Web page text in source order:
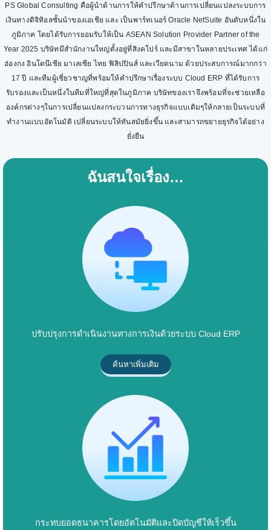
PS Global Consulting คือผู้นำด้านการให้คำปรึกษาด้านการเปลี่ยนแปลงระบบการ
เงินทางดิจิทิอลชั้นนำของเอเชีย และ เป็นพาร์ทเนอร์ Oracle NetSuite อันดับหนึ่งใน
ภูมิภาค โดยได้รับการยอมรับให้เป็น ASEAN Solution Provider Partner of the
Year 2025 บริษัทมีสำนักงานใหญ่ตั้งอยู่ที่สิงคโปร์ และมีสาขาในหลายประเทศ ได้แก่
ฮ่องกง อินโดนีเซีย มาเลเซีย ไทย ฟิลิปปินส์ และเวียดนาม ด้วยประสบการณ์มากกว่า
17 ปี และทีมผู้เชี่ยวชาญที่พร้อมให้คำปรึกษาเรื่องระบบ Cloud ERP ที่ได้รับการ
รับรองและเป็นหนึ่งในทีมที่ใหญ่ที่สุดในภูมิภาค บริษัทของเราจึงพร้อมที่จะช่วยเหลือ
องค์กรต่างๆในการเปลี่ยนแปลงกระบวนการทางธุรกิจแบบเดิมๆให้กลายเป็นระบบที่
ทำงานแบบอัตโนมัติ เปลี่ยนระบบให้ทันสมัยยิ่งขึ้น และสามารถขยายธุรกิจได้อย่าง
ยั่งยืน
ฉันสนใจเรื่อง…
ปรับปรุงการดำเนินงานทางการเงินด้วยระบบ Cloud ERP
ค้นหาเพิ่มเติม
กระทบยอดธนาคารโดยอัตโนมัติและปิดบัญชีให้เร็วขึ้น